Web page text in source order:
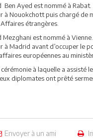
Ben Ayed est nommé à
à Nouokchott puis chargé de
étrangères.
Mezghani est nommé à
à Madrid avant d’occuper le
européennes au
à laquelle a assisté
diplomates ont prêté
Envoyer à un ami